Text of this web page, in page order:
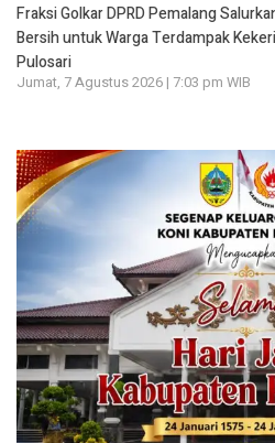
Fraksi Golkar DPRD Pemalang
Bersih untuk Warga Terdampak
Pulosari
Jumat, 7 Agustus 2026 | 7:03 pm WIB